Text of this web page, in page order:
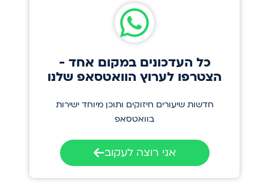
כל העדכונים במקום אחד -
הצטרפו לערוץ הוואטסאפ שלנו
חדשות שיעורים חיזוקים ותוכן מיוחד ישירות
בוואטסאפ
אני רוצה לעקוב